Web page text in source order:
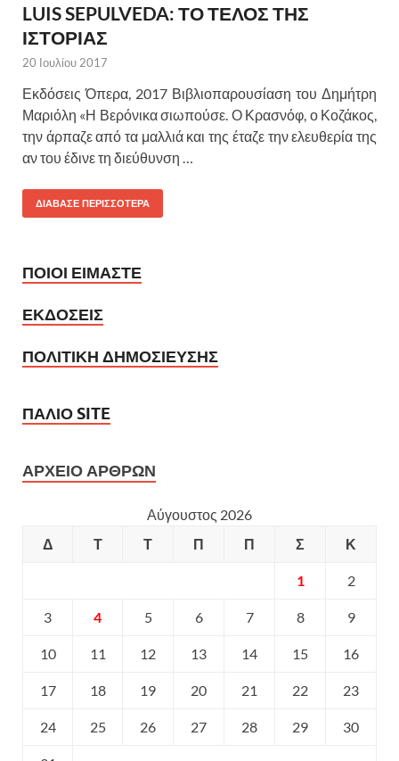
LUIS SEPULVEDA: ΤΟ ΤΕΛΟΣ ΤΗΣ
ΙΣΤΟΡΙΑΣ
20 Ιουλίου 2017
Εκδόσεις Όπερα, 2017 Βιβλιοπαρουσίαση του Δημήτρη
Μαριόλη «Η Βερόνικα σιωπούσε. Ο Κρασνόφ, ο Κοζάκος,
την άρπαζε από τα μαλλιά και της έταζε την ελευθερία της
αν του έδινε τη διεύθυνση …
ΔΙΑΒΑΣΕ ΠΕΡΙΣΣΟΤΕΡΑ
ΠΟΙΟΙ ΕΙΜΑΣΤΕ
ΕΚΔΟΣΕΙΣ
ΠΟΛΙΤΙΚΗ ΔΗΜΟΣΙΕΥΣΗΣ
ΠΑΛΙΟ SITE
ΑΡΧΕΙΟ ΑΡΘΡΩΝ
Αύγουστος 2026
Δ
Τ Τ Π Π Σ Κ
1 2
3 4 5 6 7 8 9
10 11 12 13 14 15 16
17 18 19 20 21 22 23
24 25 26 27 28 29 30